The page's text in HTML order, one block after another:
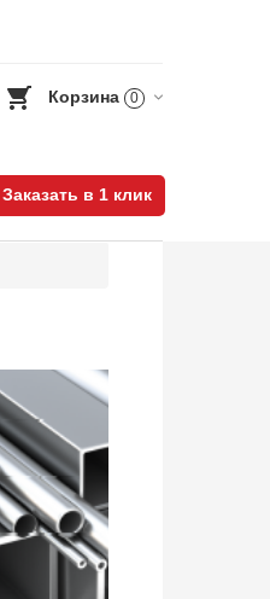
Корзина 0
Заказать в 1 клик